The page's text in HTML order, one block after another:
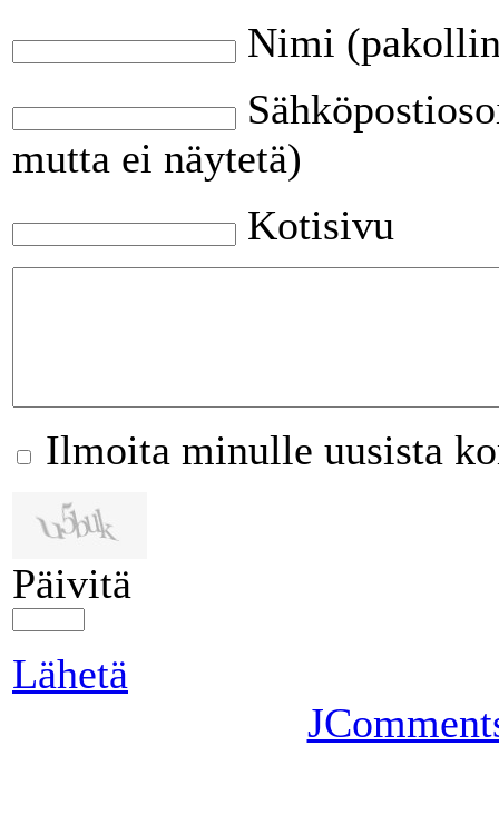
Nimi
mutta ei näytetä)
Kotisivu
Ilmoita minulle uusista
Päivitä
Lähetä